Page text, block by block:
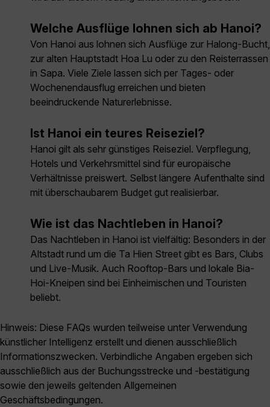
Welche Ausflüge lohnen sich ab Hanoi?
Von Hanoi aus lohnen sich Ausflüge zur Halong-Bucht,
zur alten Hauptstadt Hoa Lu oder zu den Reisterrassen
in Sapa. Viele Ziele lassen sich per Tages- oder
Wochenendausflug erreichen und bieten
beeindruckende Naturerlebnisse.
Ist Hanoi ein teures Reiseziel?
Hanoi gilt als sehr günstiges Reiseziel. Verpflegung,
Hotels und Verkehrsmittel sind für europäische
Verhältnisse preiswert. Selbst längere Aufenthalte sind
mit überschaubarem Budget gut realisierbar.
Wie ist das Nachtleben in Hanoi?
Das Nachtleben in Hanoi ist vielfältig: Besonders in der
Altstadt rund um die Ta Hien Street gibt es Bars, Clubs
und Live-Musik. Auch Rooftop-Bars und lokale Bia-
Hoi-Kneipen sind bei Einheimischen und Touristen
beliebt.
Hinweis: Diese FAQs wurden teilweise unter Verwendung
künstlicher Intelligenz erstellt und dienen ausschließlich
Informationszwecken. Verbindliche Angaben ergeben sich
ausschließlich aus der Buchungsstrecke und -bestätigung
sowie den jeweils geltenden Allgemeinen
Geschäftsbedingungen.